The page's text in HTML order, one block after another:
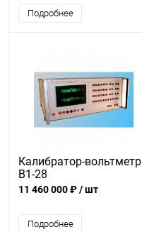
Подробнее
Калибратор-вольтметр
В1-28
11 460 000 ₽/ шт
Подробнее